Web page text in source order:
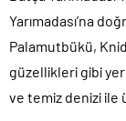
Yarımadası’na
Palamutbükü,
güzellikleri gibi
ve temiz denizi ile